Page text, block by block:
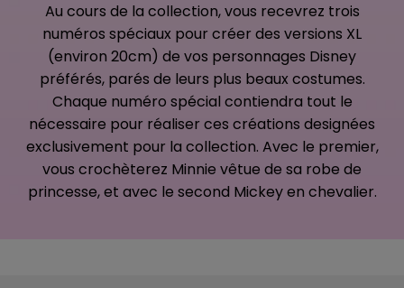
Au cours de la collection, vous recevrez trois
numéros spéciaux pour créer des versions XL
(environ 20cm) de vos personnages Disney
préférés, parés de leurs plus beaux costumes.
Chaque numéro spécial contiendra tout le
nécessaire pour réaliser ces créations designées
exclusivement pour la collection. Avec le premier,
vous crochèterez Minnie vêtue de sa robe de
princesse, et avec le second Mickey en chevalier.